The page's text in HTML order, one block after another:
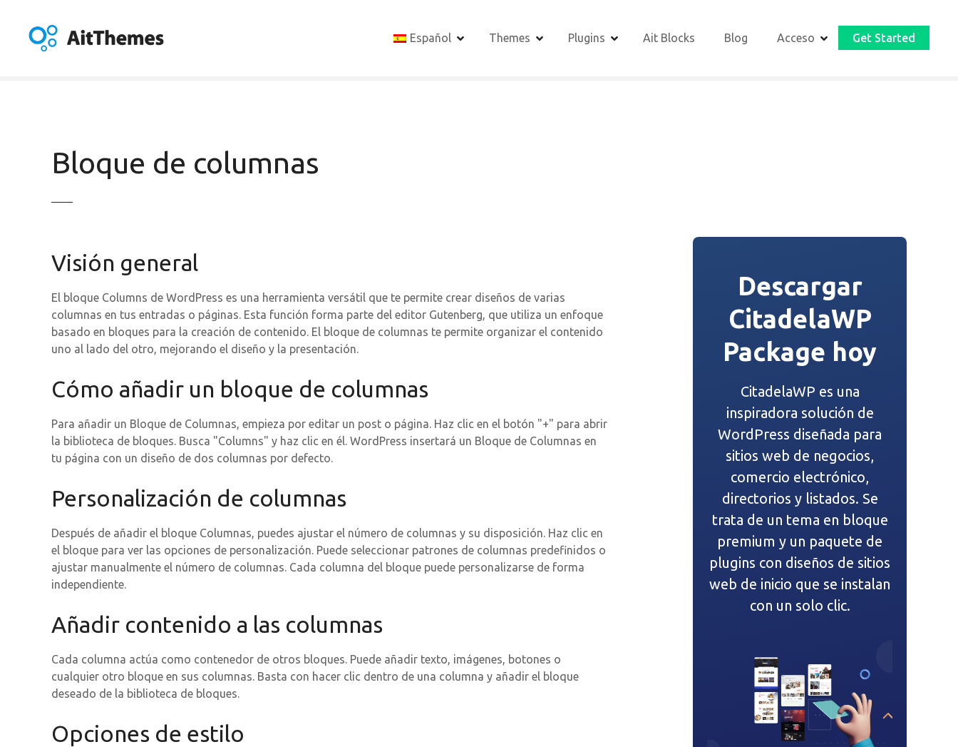
Español Themes Plugins Ait Blocks Blog Acceso Get Started
Bloque de columnas
Visión general
El bloque Columns de WordPress es una herramienta versátil que te permite crear diseños de varias
columnas en tus entradas o páginas. Esta función forma parte del editor Gutenberg, que utiliza un enfoque
basado en bloques para la creación de contenido. El bloque de columnas te permite organizar el contenido
uno al lado del otro, mejorando el diseño y la presentación.
Cómo añadir un bloque de columnas
Para añadir un Bloque de Columnas, empieza por editar un post o página. Haz clic en el botón "+" para abrir
la biblioteca de bloques. Busca "Columns" y haz clic en él. WordPress insertará un Bloque de Columnas en
tu página con un diseño de dos columnas por defecto.
Personalización de columnas
Después de añadir el bloque Columnas, puedes ajustar el número de columnas y su disposición. Haz clic en
el bloque para ver las opciones de personalización. Puede seleccionar patrones de columnas predefinidos o
ajustar manualmente el número de columnas. Cada columna del bloque puede personalizarse de forma
independiente.
Añadir contenido a las columnas
Cada columna actúa como contenedor de otros bloques. Puede añadir texto, imágenes, botones o
cualquier otro bloque en sus columnas. Basta con hacer clic dentro de una columna y añadir el bloque
deseado de la biblioteca de bloques.
Opciones de estilo
Descargar
CitadelaWP
Package hoy
CitadelaWP es una
inspiradora solución de
WordPress diseñada para
sitios web de negocios,
comercio electrónico,
directorios y listados. Se
trata de un tema en bloque
premium y un paquete de
plugins con diseños de sitios
web de inicio que se instalan
con un solo clic.